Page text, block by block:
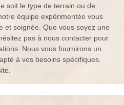
soit le type de terrain ou de
équipe expérimentée vous
et soignée. Que vous soyez une
pas à nous contacter pour
Nous vous fournirons un
à vos besoins spécifiques.